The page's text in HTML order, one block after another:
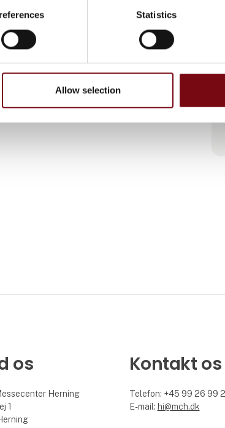
Statistics
Allow selection
os
Herning
1
Kontakt os
Telefon: +45 99 26 99
E-mail: hi@mch.dk